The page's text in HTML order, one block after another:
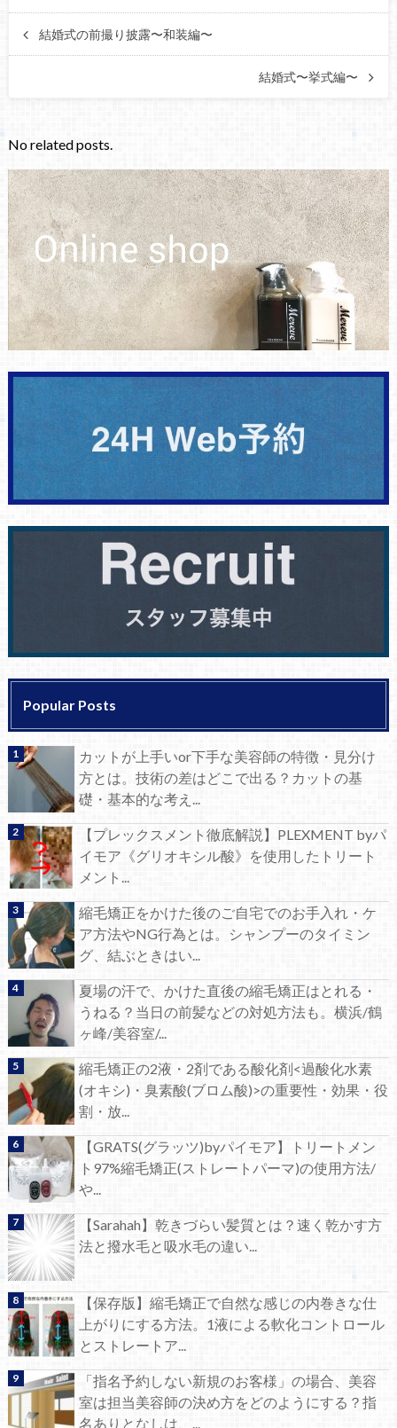
結婚式の前撮り披露〜和装編〜
結婚式〜挙式編〜
No related posts.
Popular Posts
カットが上手いor下手な美容師の特徴・見分け
方とは。技術の差はどこで出る？カットの基
礎・基本的な考え...
【プレックスメント徹底解説】PLEXMENT byパ
イモア《グリオキシル酸》を使用したトリート
メント...
縮毛矯正をかけた後のご自宅でのお手入れ・ケ
ア方法やNG行為とは。シャンプーのタイミン
グ、結ぶときはい...
夏場の汗で、かけた直後の縮毛矯正はとれる・
うねる？当日の前髪などの対処方法も。横浜/鶴
ヶ峰/美容室/...
縮毛矯正の2液・2剤である酸化剤<過酸化水素
(オキシ)・臭素酸(ブロム酸)>の重要性・効果・役
割・放...
【GRATS(グラッツ)byパイモア】トリートメン
ト97%縮毛矯正(ストレートパーマ)の使用方法/
や...
【Sarahah】乾きづらい髪質とは？速く乾かす方
法と撥水毛と吸水毛の違い...
【保存版】縮毛矯正で自然な感じの内巻きな仕
上がりにする方法。1液による軟化コントロール
とストレートア...
「指名予約しない新規のお客様」の場合、美容
室は担当美容師の決め方をどのようにする？指
名ありとなしは、...